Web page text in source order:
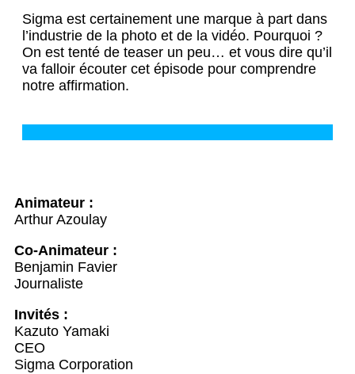
Sigma est certainement une marque à part dans
l’industrie de la photo et de la vidéo. Pourquoi ?
On est tenté de teaser un peu… et vous dire qu’il
va falloir écouter cet épisode pour comprendre
notre affirmation.
Animateur :
Arthur Azoulay
Co-Animateur :
Benjamin Favier
Journaliste
Invités :
Kazuto Yamaki
CEO
Sigma Corporation